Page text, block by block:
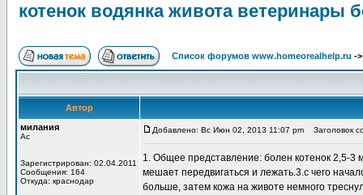
котенок водянка живота ветеринары
Список форумов www.homeorealhelp.ru -
Автор
милания
Ас
Зарегистрирован: 02.04.2011
Сообщения: 164
Откуда: краснодар
Добавлено: Вс Июн 02, 2013 11:07 pm Заголовок
1. Общее представление: болен котенок 2,5-3
мешает передвигаться и лежать.3.с чего
больше, затем кожа на животе немного